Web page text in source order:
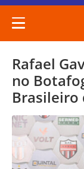
Rafael
no
Brasileiro